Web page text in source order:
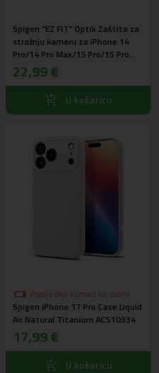
Spigen ”EZ FIT” Optik Zaštita za
stražnju kameru za iPhone 14
Pro/14 Pro Max/15 Pro/15 Pro
Max/16 Pro/16 Pro Max/17
Pro/17 Pro Max Crystal Clear
AGL06914 - 2kom
22,99 €
U košaricu
Posljednji komad na zalihi
Spigen iPhone 17 Pro Case Liquid
Air Natural Titanium ACS10334
17,99 €
U košaricu